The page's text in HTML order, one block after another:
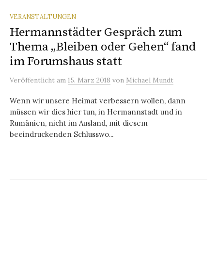
VERANSTALTUNGEN
Hermannstädter Gespräch zum
Thema „Bleiben oder Gehen“ fand
im Forumshaus statt
Veröffentlicht am 15. März 2018 von Michael Mundt
Wenn wir unsere Heimat verbessern wollen, dann
müssen wir dies hier tun, in Hermannstadt und in
Rumänien, nicht im Ausland, mit diesem
beeindruckenden Schlusswo...